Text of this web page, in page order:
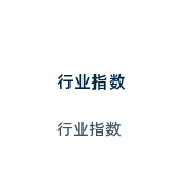
行业指数
行业指数